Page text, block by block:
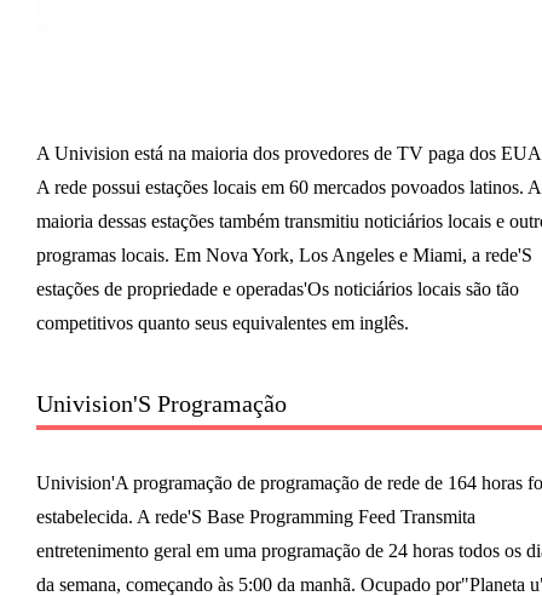
A Univision está na maioria dos provedores de TV paga dos
A rede possui estações locais em 60 mercados povoados latinos. A
maioria dessas estações também transmitiu noticiários locais e
programas locais. Em Nova York, Los Angeles e Miami, a rede'S
estações de propriedade e operadas'Os noticiários locais são tão
competitivos quanto seus equivalentes em inglês.
Univision'S Programação
Univision'A programação de programação de rede de 164 horas
estabelecida. A rede'S Base Programming Feed Transmita
entretenimento geral em uma programação de 24 horas todos os
da semana, começando às 5:00 da manhã. Ocupado por"Planeta